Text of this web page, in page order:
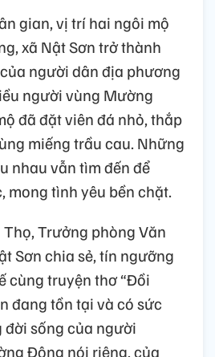
gian, vị trí hai ngôi mộ
xã Nật Sơn trở thành
người dân địa phương
người vùng Mường
đã đặt viên đá nhỏ, thắp
miếng trầu cau. Những
nhau vẫn tìm đến để
mong tình yêu bền chặt.
Trưởng phòng Văn
Sơn chia sẻ, tín ngưỡng
cùng truyện thơ “Đồi
đang tồn tại và có sức
đời sống của người
Động nói riêng, của